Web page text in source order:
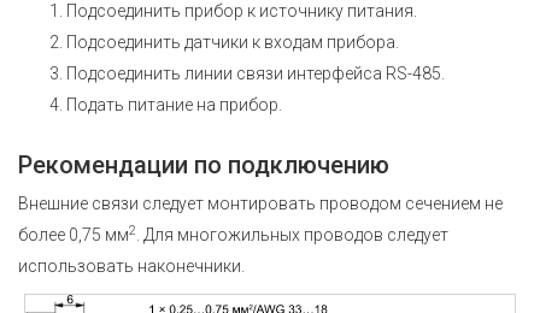
Подсоединить прибор к источнику питания.
Подсоединить датчики к входам прибора.
Подсоединить линии связи интерфейса RS-485.
Подать питание на прибор.
Рекомендации по подключению
Внешние связи следует монтировать проводом сечением не
более 0,75 мм2. Для многожильных проводов следует
использовать наконечники.